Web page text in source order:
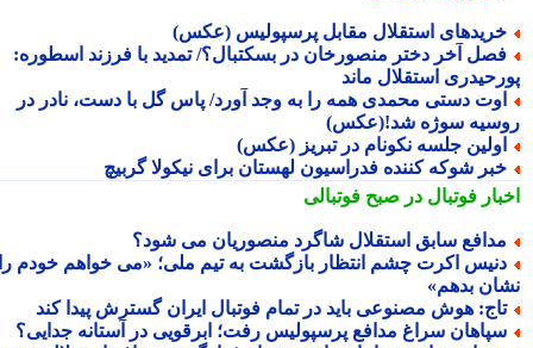
استقلال مقابل پرسپولیس (عکس)
آخر دختر منصورخان در بسکتبال؟/ تمدید با فرزند اسطوره:
استقلال ماند
دستی محمدی همه را به وجد آورد/ پاس گل با دست، نادر در
سوژه شد!(عکس)
جلسه نکونام در تبریز (عکس)
شوکه کننده فدراسیون لهستان برای نیکولا گربیچ
فوتبال در صبح فوتبالی
سابق استقلال شاگرد منصوریان می شود؟
اکرت چشم انتظار بازگشت به تیم ملی؛ «می خواهم خودم را
بدهم»
هوش مصنوعی باید در تمام فوتبال ایران گسترش پیدا کند
سراغ مدافع پرسپولیس رفت؛ ابرقویی در آستانه جدایی؟